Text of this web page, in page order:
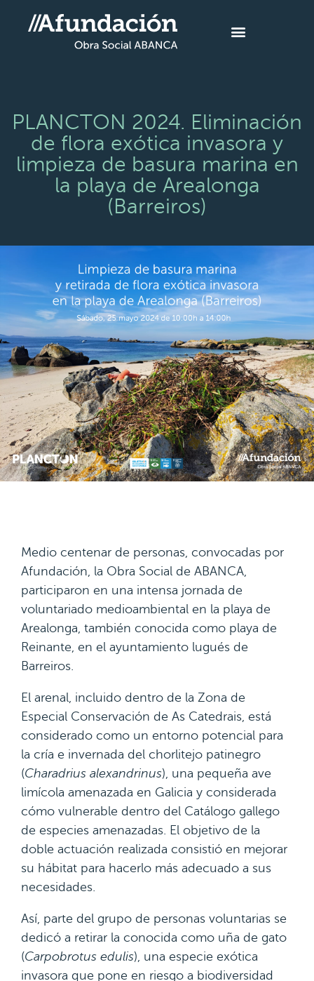
PLANCTON 2024. Eliminación
de flora exótica invasora y
limpieza de basura marina en
la playa de Arealonga
(Barreiros)
Medio centenar de personas, convocadas por
Afundación, la Obra Social de ABANCA,
participaron en una intensa jornada de
voluntariado medioambiental en la playa de
Arealonga, también conocida como playa de
Reinante, en el ayuntamiento lugués de
Barreiros.
El arenal, incluido dentro de la Zona de
Especial Conservación de As Catedrais, está
considerado como un entorno potencial para
la cría e invernada del chorlitejo patinegro
(Charadrius alexandrinus), una pequeña ave
limícola amenazada en Galicia y considerada
cómo vulnerable dentro del Catálogo gallego
de especies amenazadas. El objetivo de la
doble actuación realizada consistió en mejorar
su hábitat para hacerlo más adecuado a sus
necesidades.
Así, parte del grupo de personas voluntarias se
dedicó a retirar la conocida como uña de gato
(Carpobrotus edulis), una especie exótica
invasora que pone en riesgo a biodiversidad